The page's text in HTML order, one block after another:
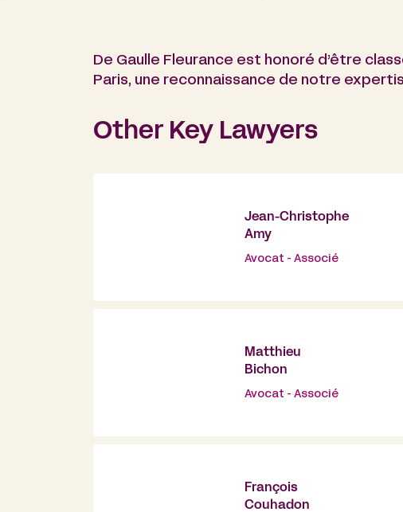
De Gaulle Fleurance est honoré d’être
Paris, une reconnaissance de notre
Other Key Lawyers
Jean-Christophe
Amy
Avocat - Associé
Matthieu
Bichon
Avocat - Associé
François
Couhadon